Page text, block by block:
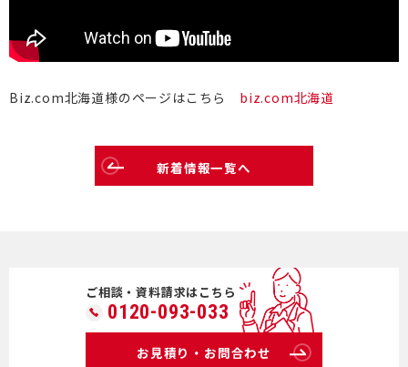
Biz.com北海道様のページはこちら biz.com北海道
新着情報一覧へ
ご相談・資料請求はこちら
0120-093-033
お見積り・お問合わせ